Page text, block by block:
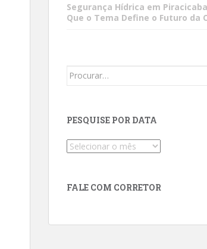
Segurança Hídrica em
Que o Tema Define o Futuro da
Search
PESQUISE POR DATA
Pesquise
FALE COM CORRETOR